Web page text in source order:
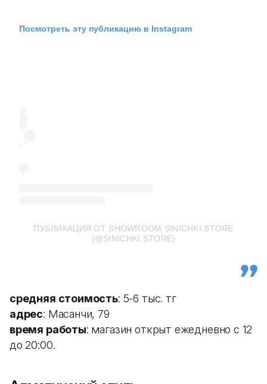
Посмотреть эту публикацию в Instagram
ПУБЛИКАЦИЯ ОТ SHOWROOM SINICHKI.STORE
(@SINICHKI.STORE)
средняя стоимость: 5-6 тыс. тг
адрес: Масанчи, 79
время работы: магазин открыт ежедневно с 12
до 20:00.